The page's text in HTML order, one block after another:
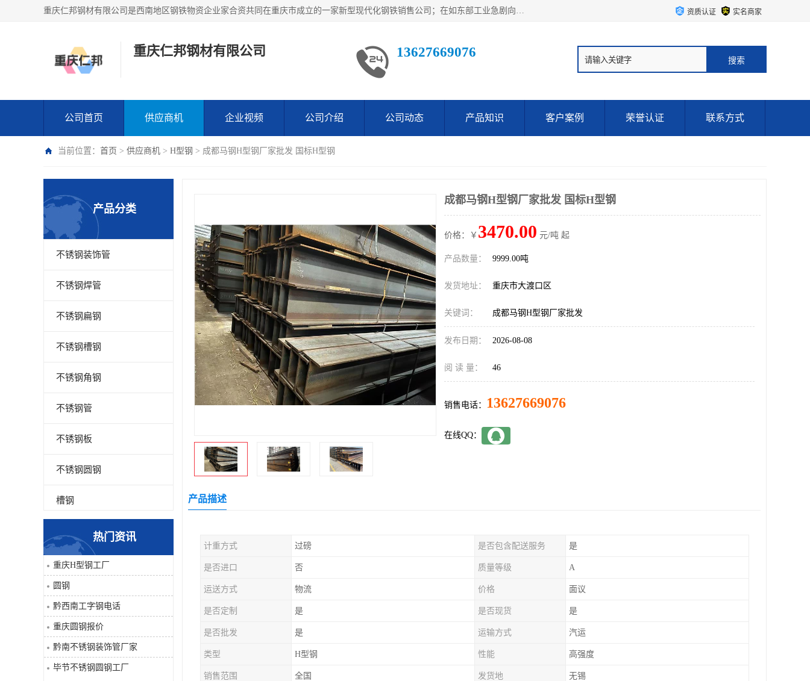
重庆仁邦钢材有限公司是西南地区钢铁物资企业家合资共同在重庆市成立的一家新型现代化钢铁销售公司；在如东部工业急剧向西部转移，西部大建工厂区及国家水利水电项目，我司力抓不断完善自我产品结构优化，让自己的钢铁产品广泛传播于这些大型再建项目 资质认证 实名商家
重庆仁邦钢材有限公司 13627669076
公司首页 供应商机 企业视频 公司介绍 公司动态 产品知识 客户案例 荣誉认证 联系方式
当前位置： 首页 > 供应商机 > H型钢 > 成都马钢H型钢厂家批发 国标H型钢
产品分类
不锈钢装饰管
不锈钢焊管
不锈钢扁钢
不锈钢槽钢
不锈钢角钢
不锈钢管
不锈钢板
不锈钢圆钢
槽钢
角钢
焊管
工字钢
H型钢
热门资讯
重庆H型钢工厂
圆钢
黔西南工字钢电话
重庆圆钢报价
黔南不锈钢装饰管厂家
毕节不锈钢圆钢工厂
成都马钢H型钢厂家批发 国标H型钢
价格：￥ 3470.00 元/吨 起
产品数量： 9999.00吨
发货地址： 重庆市大渡口区
关键词： 成都马钢H型钢厂家批发
发布日期： 2026-08-08
阅 读 量： 46
销售电话： 13627669076
在线QQ：
产品描述
计重方式 过磅 是否包含配送服务 是
是否进口 否 质量等级 A
运送方式 物流 价格 面议
是否定制 是 是否现货 是
是否批发 是 运输方式 汽运
类型 H型钢 性能 高强度
销售范围 全国 发货地 无锡